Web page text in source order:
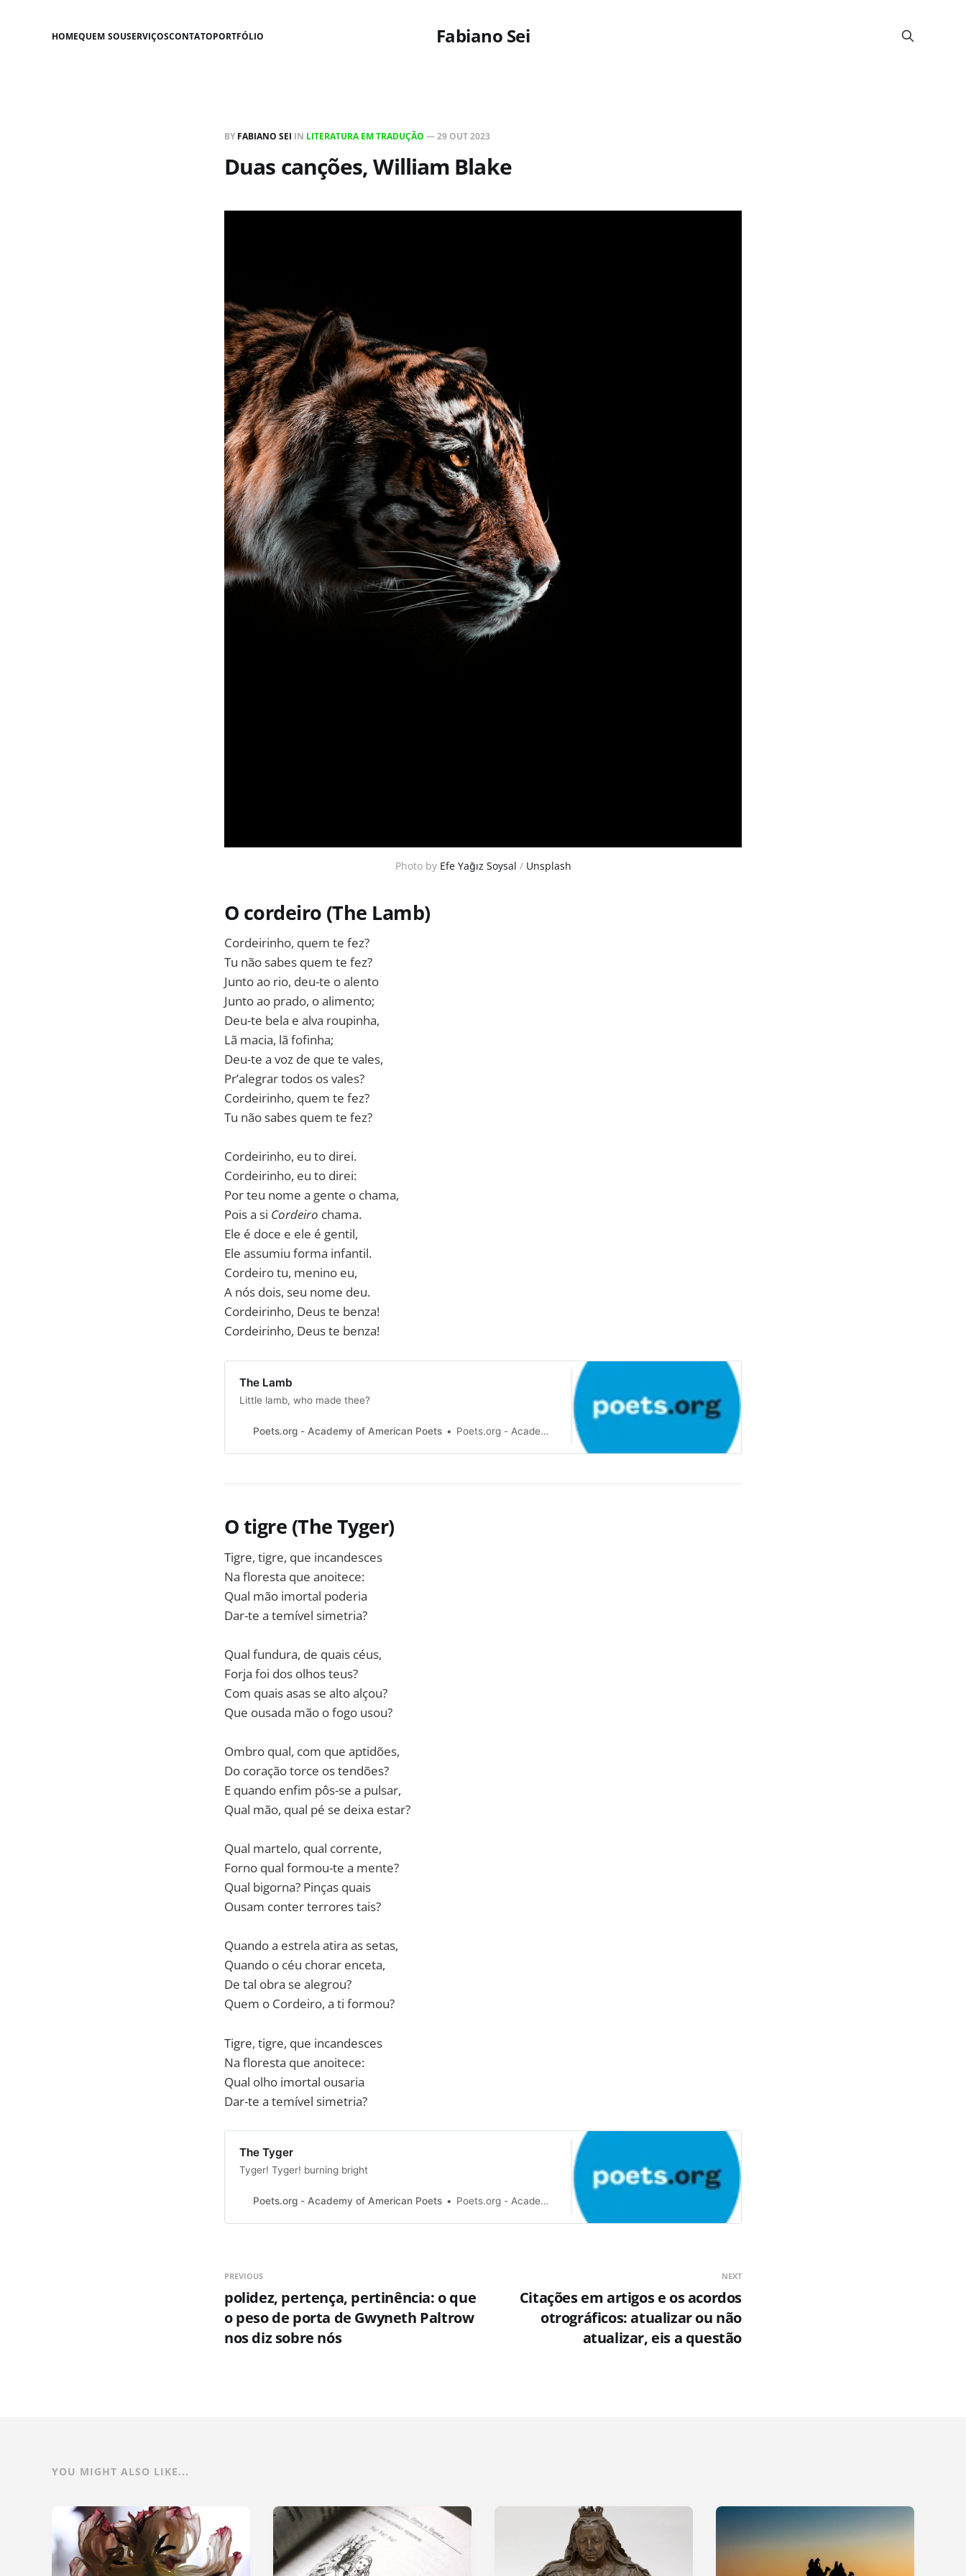
Fabiano Sei
HOMEQUEM SOUSERVIÇOSCONTATOPORTFÓLIO
BY FABIANO SEI IN LITERATURA EM TRADUÇÃO —29 OUT 2023
Duas canções, William Blake
Photo by Efe Yağız Soysal / Unsplash
O cordeiro (The Lamb)
Cordeirinho, quem te fez?
Tu não sabes quem te fez?
Junto ao rio, deu-te o alento
Junto ao prado, o alimento;
Deu-te bela e alva roupinha,
Lã macia, lã fofinha;
Deu-te a voz de que te vales,
Pr’alegrar todos os vales?
Cordeirinho, quem te fez?
Tu não sabes quem te fez?
Cordeirinho, eu to direi.
Cordeirinho, eu to direi:
Por teu nome a gente o chama,
Pois a si Cordeiro chama.
Ele é doce e ele é gentil,
Ele assumiu forma infantil.
Cordeiro tu, menino eu,
A nós dois, seu nome deu.
Cordeirinho, Deus te benza!
Cordeirinho, Deus te benza!
The Lamb
Little lamb, who made thee?
Poets.org - Academy of American Poets Poets.org - Academy of American Poets
O tigre (The Tyger)
Tigre, tigre, que incandesces
Na floresta que anoitece:
Qual mão imortal poderia
Dar-te a temível simetria?
Qual fundura, de quais céus,
Forja foi dos olhos teus?
Com quais asas se alto alçou?
Que ousada mão o fogo usou?
Ombro qual, com que aptidões,
Do coração torce os tendões?
E quando enfim pôs-se a pulsar,
Qual mão, qual pé se deixa estar?
Qual martelo, qual corrente,
Forno qual formou-te a mente?
Qual bigorna? Pinças quais
Ousam conter terrores tais?
Quando a estrela atira as setas,
Quando o céu chorar enceta,
De tal obra se alegrou?
Quem o Cordeiro, a ti formou?
Tigre, tigre, que incandesces
Na floresta que anoitece:
Qual olho imortal ousaria
Dar-te a temível simetria?
The Tyger
Tyger! Tyger! burning bright
Poets.org - Academy of American Poets Poets.org - Academy of American Poets
PREVIOUS
polidez, pertença, pertinência: o que
o peso de porta de Gwyneth Paltrow
nos diz sobre nós
NEXT
Citações em artigos e os acordos
otrográficos: atualizar ou não
atualizar, eis a questão
YOU MIGHT ALSO LIKE...